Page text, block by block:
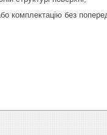
комплектацію без